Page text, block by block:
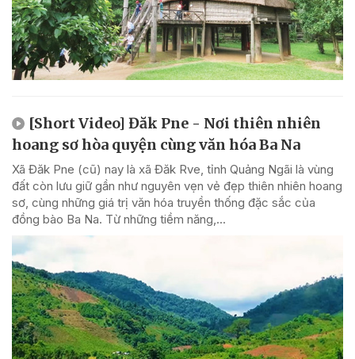
[Short Video] Đăk Pne - Nơi thiên nhiên
hoang sơ hòa quyện cùng văn hóa Ba Na
Xã Đăk Pne (cũ) nay là xã Đăk Rve, tỉnh Quảng Ngãi là vùng
đất còn lưu giữ gần như nguyên vẹn vẻ đẹp thiên nhiên hoang
sơ, cùng những giá trị văn hóa truyền thống đặc sắc của
đồng bào Ba Na. Từ những tiềm năng,...